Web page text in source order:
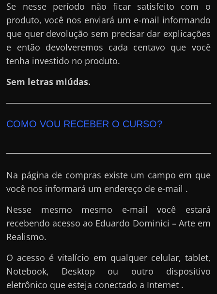
Se nesse período não ficar satisfeito com o
produto, você nos enviará um e-mail informando
que quer devolução sem precisar dar explicações
e então devolveremos cada centavo que você
tenha investido no produto.
Sem letras miúdas.
COMO VOU RECEBER O CURSO?
Na página de compras existe um campo em que
você nos informará um endereço de e-mail .
Nesse mesmo mesmo e-mail você estará
recebendo acesso ao Eduardo Dominici – Arte em
Realismo.
O acesso é vitalício em qualquer celular, tablet,
Notebook, Desktop ou outro dispositivo
eletrônico que esteja conectado a Internet .